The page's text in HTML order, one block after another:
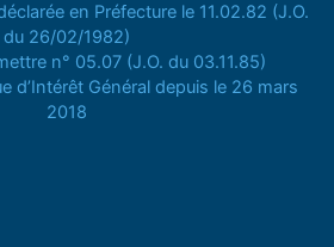
en Préfecture le 11.02.82 (J.O.
du 26/02/1982)
n° 05.07 (J.O. du 03.11.85)
d’Intérêt Général depuis le 26 mars
2018